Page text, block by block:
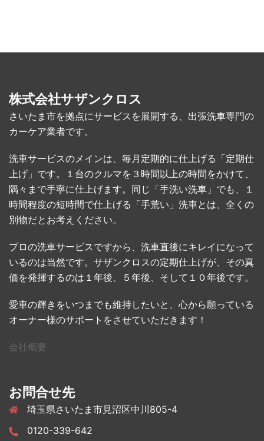
株式会社サザンクロス
さいたま市を拠点にサービスを展開する、出張洗車専門の
カーケア業者です。
洗車サービスのメインは、毎月定期的に仕上げる「定期仕
上げ」です。１台のクルマを３時間以上の時間をかけて、
隅々まで手寧に仕上げます。同じ「手洗い洗車」でも、１
時間程度の短時間で仕上げる「手荒い」洗車とは、全くの
別物だとお考えください。
プロの洗車サービスですから、洗車直後にキレイになって
いるのは当然です。サザンクロスの定期仕上げが、その真
価を発揮するのは１年後、５年後、そして１０年後です。
愛車の輝きをいつまでも維持したいと、心から願っている
オーナー様のサポートをさせていただきます！
会社概要
お問合せ先
埼玉県さいたま市見沼区中川805-4
0120-339-642